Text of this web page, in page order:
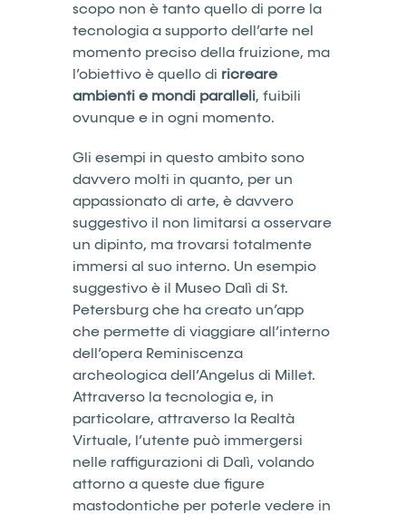
scopo non è tanto quello di porre la
tecnologia a supporto dell’arte nel
momento preciso della fruizione, ma
l’obiettivo è quello di ricreare
ambienti e mondi paralleli, fuibili
ovunque e in ogni momento.
Gli esempi in questo ambito sono
davvero molti in quanto, per un
appassionato di arte, è davvero
suggestivo il non limitarsi a osservare
un dipinto, ma trovarsi totalmente
immersi al suo interno. Un esempio
suggestivo è il Museo Dalì di St.
Petersburg che ha creato un’app
che permette di viaggiare all’interno
dell’opera Reminiscenza
archeologica dell’Angelus di Millet.
Attraverso la tecnologia e, in
particolare, attraverso la Realtà
Virtuale, l’utente può immergersi
nelle raffigurazioni di Dalì, volando
attorno a queste due figure
mastodontiche per poterle vedere in